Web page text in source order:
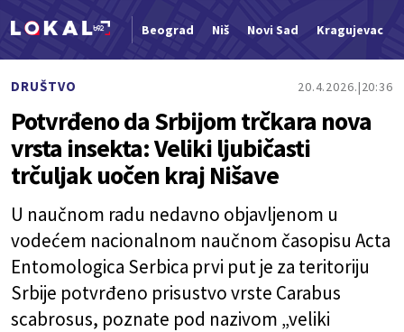
Beograd Niš Novi Sad Kragujevac
DRUŠTVO 20.4.2026. 20:36
Potvrđeno da Srbijom trčkara nova
vrsta insekta: Veliki ljubičasti
trčuljak uočen kraj Nišave
U naučnom radu nedavno objavljenom u
vodećem nacionalnom naučnom časopisu Acta
Entomologica Serbica prvi put je za teritoriju
Srbije potvrđeno prisustvo vrste Carabus
scabrosus, poznate pod nazivom „veliki